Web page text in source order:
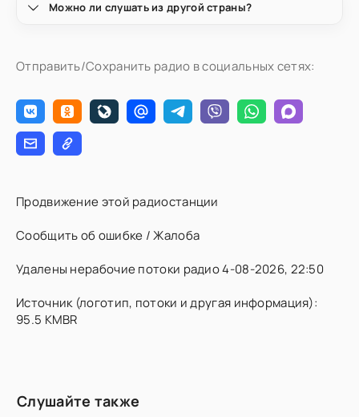
Можно ли слушать из другой страны?
Отправить/Сохранить радио в социальных сетях:
Продвижение этой радиостанции
Сообщить об ошибке / Жалоба
Удалены нерабочие потоки радио 4-08-2026, 22:50
Источник (логотип, потоки и другая информация):
95.5 KMBR
Слушайте также